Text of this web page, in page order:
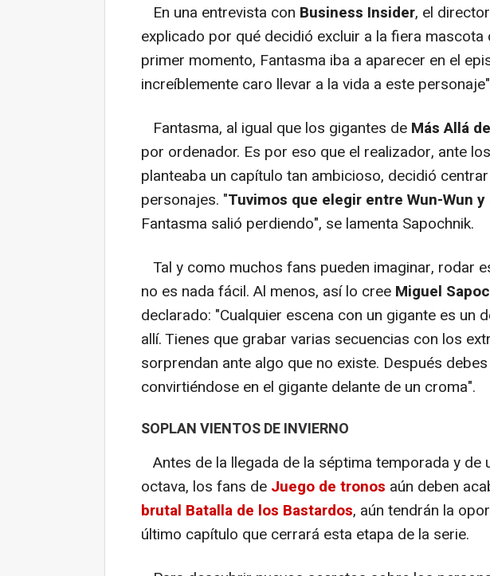
En una entrevista con Business Insider, el director
explicado por qué decidió excluir a la fiera mascota
primer momento, Fantasma iba a aparecer en el
increíblemente caro llevar a la vida a este
Fantasma, al igual que los gigantes de Más Allá
por ordenador. Es por eso que el realizador, ante
planteaba un capítulo tan ambicioso, decidió
personajes. "Tuvimos que elegir entre Wun-Wun
Fantasma salió perdiendo", se lamenta Sapochnik.
Tal y como muchos fans pueden imaginar, rodar
no es nada fácil. Al menos, así lo cree Miguel
declarado: "Cualquier escena con un gigante es un
allí. Tienes que grabar varias secuencias con los
sorprendan ante algo que no existe. Después
convirtiéndose en el gigante delante de un croma".
SOPLAN VIENTOS DE INVIERNO
Antes de la llegada de la séptima temporada y de
octava, los fans de Juego de tronos aún deben
brutal Batalla de los Bastardos, aún tendrán la
último capítulo que cerrará esta etapa de la serie.